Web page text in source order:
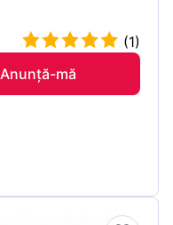
(1)
Anunță-mă